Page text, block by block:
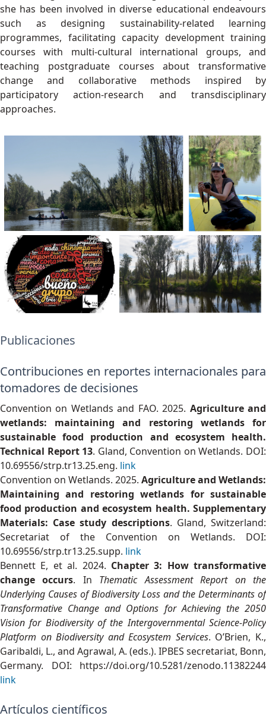
she has been involved in diverse educational endeavours
such as designing sustainability-related learning
programmes, facilitating capacity development training
courses with multi-cultural international groups, and
teaching postgraduate courses about transformative
change and collaborative methods inspired by
participatory action-research and transdisciplinary
approaches.
Publicaciones
Contribuciones en reportes internacionales para
tomadores de decisiones
Convention on Wetlands and FAO. 2025. Agriculture and
wetlands: maintaining and restoring wetlands for
sustainable food production and ecosystem health.
Technical Report 13. Gland, Convention on Wetlands. DOI:
10.69556/strp.tr13.25.eng. link
Convention on Wetlands. 2025. Agriculture and Wetlands:
Maintaining and restoring wetlands for sustainable
food production and ecosystem health. Supplementary
Materials: Case study descriptions. Gland, Switzerland:
Secretariat of the Convention on Wetlands. DOI:
10.69556/strp.tr13.25.supp. link
Bennett E, et al. 2024. Chapter 3: How transformative
change occurs. In Thematic Assessment Report on the
Underlying Causes of Biodiversity Loss and the Determinants of
Transformative Change and Options for Achieving the 2050
Vision for Biodiversity of the Intergovernmental Science-Policy
Platform on Biodiversity and Ecosystem Services. O’Brien, K.,
Garibaldi, L., and Agrawal, A. (eds.). IPBES secretariat, Bonn,
Germany. DOI: https://doi.org/10.5281/zenodo.11382244
link
Artículos científicos